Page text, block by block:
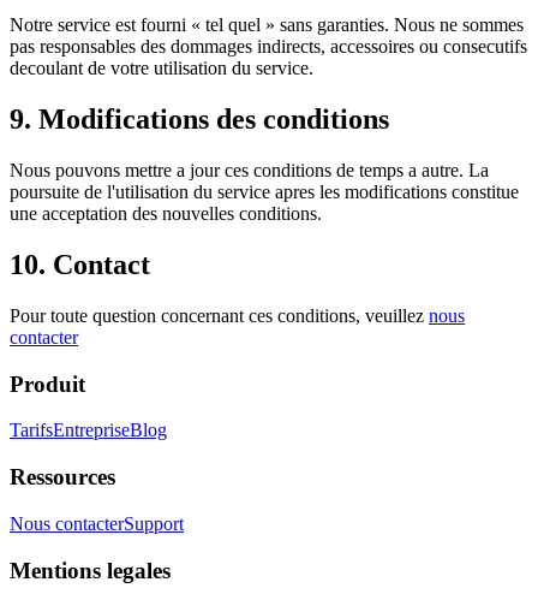
Notre service est fourni « tel quel » sans garanties. Nous ne sommes
pas responsables des dommages indirects, accessoires ou consecutifs
decoulant de votre utilisation du service.
9. Modifications des conditions
Nous pouvons mettre a jour ces conditions de temps a autre. La
poursuite de l'utilisation du service apres les modifications constitue
une acceptation des nouvelles conditions.
10. Contact
Pour toute question concernant ces conditions, veuillez nous
contacter
Produit
TarifsEntrepriseBlog
Ressources
Nous contacterSupport
Mentions legales